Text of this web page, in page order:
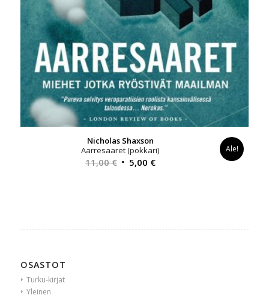
Nicholas Shaxson
Aarresaaret (pokkari)
11,00€ Alkuperäinen
5,00 €Nykyinen
Ale!
OSASTOT
Turku-kirjat
Yleinen